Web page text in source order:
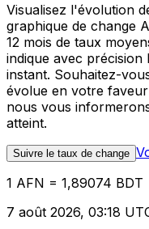
Visualisez l'évolution
graphique de change
12 mois de taux
indique avec
instant. Souhaitez-
évolue en votre
nous vous
atteint.
Suivre le taux de change
1 AFN = 1,89074 BDT
7 août 2026, 03:18